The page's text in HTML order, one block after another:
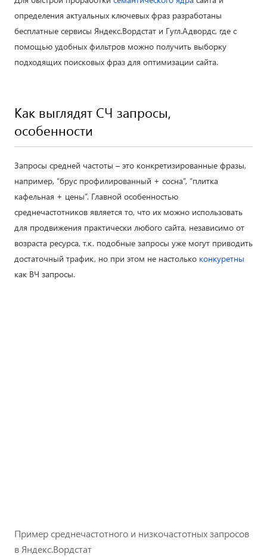
определения актуальных ключевых фраз разработаны
бесплатные сервисы Яндекс.Вордстат и Гугл.Адвордс, где с
помощью удобных фильтров можно получить выборку
подходящих поисковых фраз для оптимизации сайта.
Как выглядят СЧ запросы,
особенности
Запросы средней частоты – это конкретизированные фразы,
например, “брус профилированный + сосна”, “плитка
кафельная + цены”. Главной особенностью
среднечастотников является то, что их можно использовать
для продвижения практически любого сайта, независимо от
возраста ресурса, т.к. подобные запросы уже могут приводить
достаточный трафик, но при этом не настолько конкуретны
как ВЧ запросы.
Пример среднечастотного и низкочастотных запросов
в Яндекс.Вордстат